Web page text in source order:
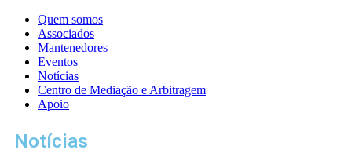
Quem somos
Associados
Mantenedores
Eventos
Notícias
Centro de Mediação e Arbitragem
Apoio
Notícias